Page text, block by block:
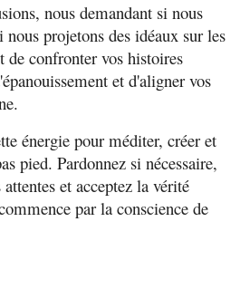
nous demandant si nous
projetons des idéaux sur les
de confronter vos histoires
et d'aligner vos
énergie pour méditer, créer et
pied. Pardonnez si nécessaire,
et acceptez la vérité
par la conscience de